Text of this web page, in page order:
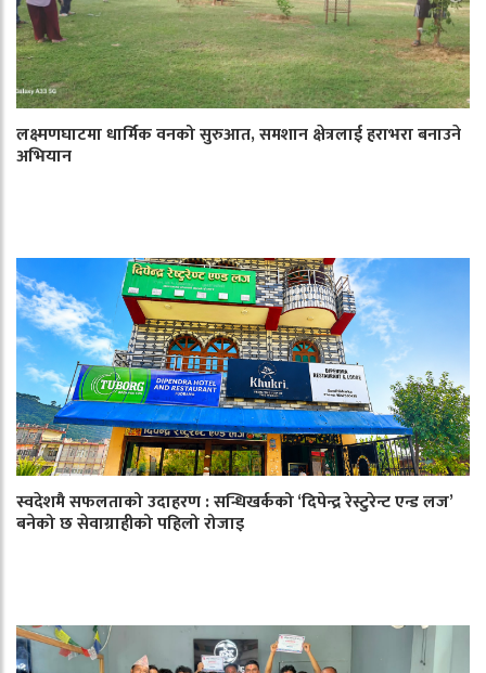
लक्ष्मणघाटमा धार्मिक वनको सुरुआत, समशान क्षेत्रलाई हराभरा बनाउने
अभियान
स्वदेशमै सफलताको उदाहरण : सन्धिखर्कको ‘दिपेन्द्र रेस्टुरेन्ट एन्ड लज’
बनेको छ सेवाग्राहीको पहिलो रोजाइ